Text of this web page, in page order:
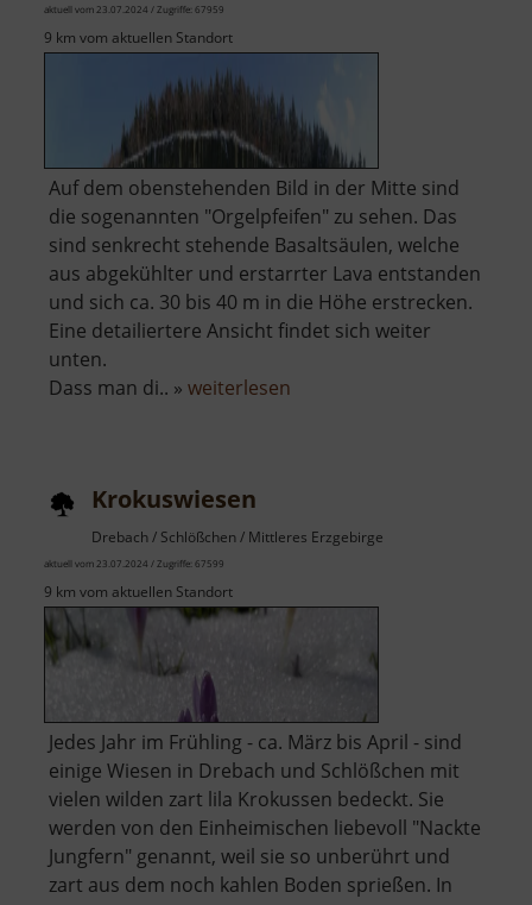
aktuell vom 23.07.2024 / Zugriffe: 67959
9 km vom aktuellen Standort
Auf dem obenstehenden Bild in der Mitte sind
die sogenannten "Orgelpfeifen" zu sehen. Das
sind senkrecht stehende Basaltsäulen, welche
aus abgekühlter und erstarrter Lava entstanden
und sich ca. 30 bis 40 m in die Höhe erstrecken.
Eine detailiertere Ansicht findet sich weiter
unten.
Dass man di.. » weiterlesen
Krokuswiesen
Drebach / Schlößchen / Mittleres Erzgebirge
aktuell vom 23.07.2024 / Zugriffe: 67599
9 km vom aktuellen Standort
Jedes Jahr im Frühling - ca. März bis April - sind
einige Wiesen in Drebach und Schlößchen mit
vielen wilden zart lila Krokussen bedeckt. Sie
werden von den Einheimischen liebevoll "Nackte
Jungfern" genannt, weil sie so unberührt und
zart aus dem noch kahlen Boden sprießen. In